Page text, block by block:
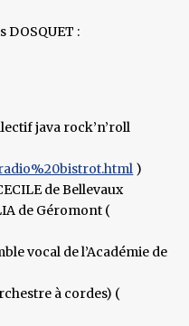
DOSQUET :
java rock’n’roll
)
de Bellevaux
de Géromont (
vocal de l’Académie de
à cordes) (